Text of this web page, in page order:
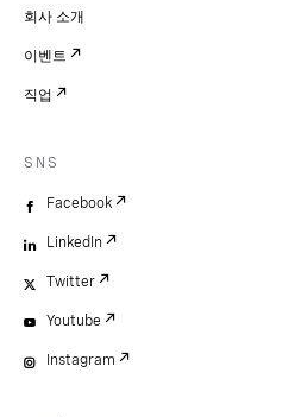
회사 소개
이벤트
직업
SNS
Facebook
LinkedIn
Twitter
Youtube
Instagram